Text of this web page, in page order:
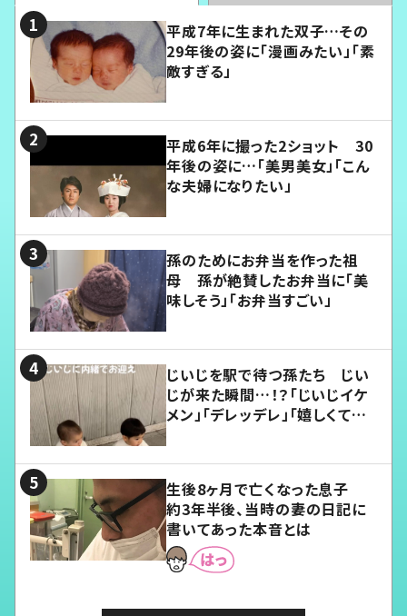
平成7年に生まれた双子…その
29年後の姿に「漫画みたい」「素
敵すぎる」
平成6年に撮った2ショット 30
年後の姿に…「美男美女」「こん
な夫婦になりたい」
孫のためにお弁当を作った祖
母 孫が絶賛したお弁当に「美
味しそう」「お弁当すごい」
じいじを駅で待つ孫たち じい
じが来た瞬間…！？「じいじイケ
メン」「デレッデレ」「嬉しくて可
生後8ヶ月で亡くなった息子
約3年半後、当時の妻の日記に
書いてあった本音とは